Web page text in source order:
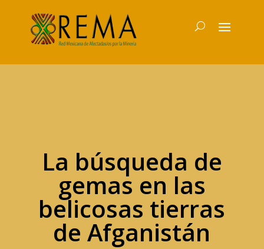
La búsqueda de
gemas en las
belicosas tierras
de Afganistán